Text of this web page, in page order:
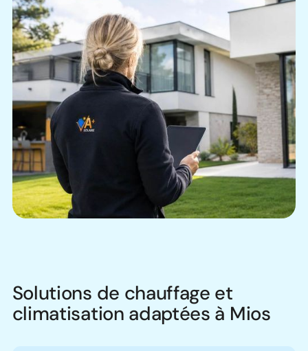
Solutions de chauffage et
climatisation adaptées à Mios